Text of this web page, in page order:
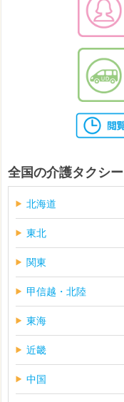
全国の介護タクシー
北海道
東北
関東
甲信越・北陸
東海
近畿
中国